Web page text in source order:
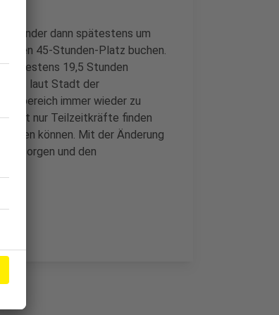
Kinder dann spätestens um
einen 45-Stunden-Platz buchen.
19,5 Stunden
ist laut Stadt der
immer wieder zu
oft nur Teilzeitkräfte finden
können. Mit der Änderung
sorgen und den